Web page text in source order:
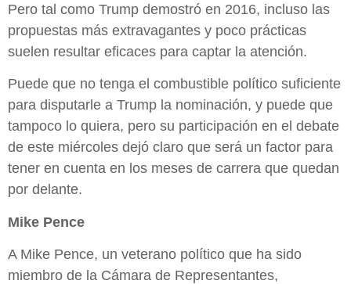
Pero tal como Trump demostró en 2016, incluso las
propuestas más extravagantes y poco prácticas
suelen resultar eficaces para captar la atención.
Puede que no tenga el combustible político suficiente
para disputarle a Trump la nominación, y puede que
tampoco lo quiera, pero su participación en el debate
de este miércoles dejó claro que será un factor para
tener en cuenta en los meses de carrera que quedan
por delante.
Mike Pence
A Mike Pence, un veterano político que ha sido
miembro de la Cámara de Representantes,